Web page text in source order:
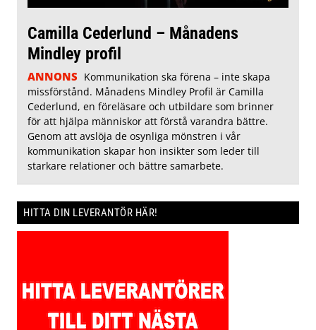
Camilla Cederlund – Månadens
Mindley profil
ANNONS Kommunikation ska förena – inte skapa
missförstånd. Månadens Mindley Profil är Camilla
Cederlund, en föreläsare och utbildare som brinner
för att hjälpa människor att förstå varandra bättre.
Genom att avslöja de osynliga mönstren i vår
kommunikation skapar hon insikter som leder till
starkare relationer och bättre samarbete.
HITTA DIN LEVERANTÖR HÄR!